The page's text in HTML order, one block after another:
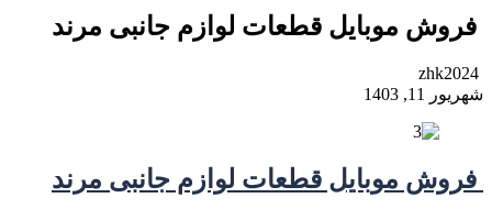
فروش موبایل قطعات لوازم جانبی مرند
zhk2024
شهریور 11, 1403
فروش موبایل قطعات لوازم جانبی مرند